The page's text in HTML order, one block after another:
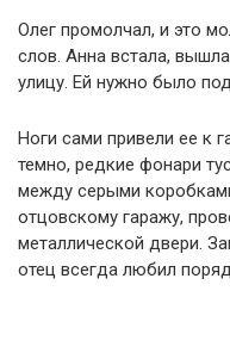
Олег промолчал, и это
слов. Анна встала,
улицу. Ей нужно было
Ноги сами привели ее к
темно, редкие фонари
между серыми
отцовскому гаражу,
металлической двери.
отец всегда любил